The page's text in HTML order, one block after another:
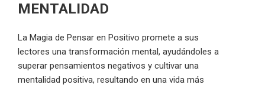
MENTALIDAD
La Magia de Pensar en Positivo promete a sus
lectores una transformación mental, ayudándoles a
superar pensamientos negativos y cultivar una
mentalidad positiva, resultando en una vida más